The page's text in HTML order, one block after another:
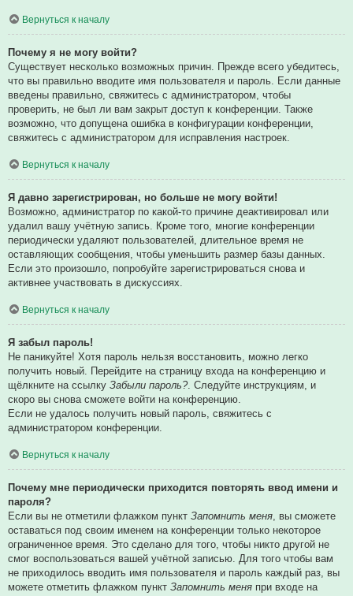
Вернуться к началу
Почему я не могу войти?
Существует несколько возможных причин. Прежде всего убедитесь,
что вы правильно вводите имя пользователя и пароль. Если данные
введены правильно, свяжитесь с администратором, чтобы
проверить, не был ли вам закрыт доступ к конференции. Также
возможно, что допущена ошибка в конфигурации конференции,
свяжитесь с администратором для исправления настроек.
Вернуться к началу
Я давно зарегистрирован, но больше не могу войти!
Возможно, администратор по какой-то причине деактивировал или
удалил вашу учётную запись. Кроме того, многие конференции
периодически удаляют пользователей, длительное время не
оставляющих сообщения, чтобы уменьшить размер базы данных.
Если это произошло, попробуйте зарегистрироваться снова и
активнее участвовать в дискуссиях.
Вернуться к началу
Я забыл пароль!
Не паникуйте! Хотя пароль нельзя восстановить, можно легко
получить новый. Перейдите на страницу входа на конференцию и
щёлкните на ссылку Забыли пароль?. Следуйте инструкциям, и
скоро вы снова сможете войти на конференцию.
Если не удалось получить новый пароль, свяжитесь с
администратором конференции.
Вернуться к началу
Почему мне периодически приходится повторять ввод имени и
пароля?
Если вы не отметили флажком пункт Запомнить меня , вы сможете
оставаться под своим именем на конференции только некоторое
ограниченное время. Это сделано для того, чтобы никто другой не
смог воспользоваться вашей учётной записью. Для того чтобы вам
не приходилось вводить имя пользователя и пароль каждый раз, вы
можете отметить флажком пункт Запомнить меня при входе на